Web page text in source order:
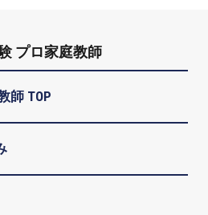
プロ家庭教師
師 TOP